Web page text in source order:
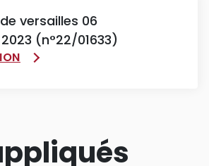
versailles 06
(n°22/01633)